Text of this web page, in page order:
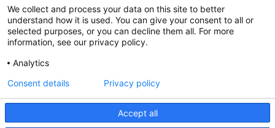
Bedrijven
Hogescholen
De grootste kennisbank van het HBO
We collect and process your data on this site to better
understand how it is used. You can give your consent to all or
selected purposes, or you can decline them all. For more
information, see our privacy policy.
Analytics
Accept all
Consent details Privacy policy